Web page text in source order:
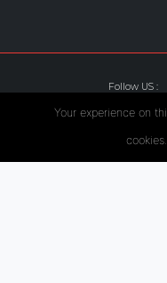
Follow US :
© Copyright 2020.
Your experience on
cookies.